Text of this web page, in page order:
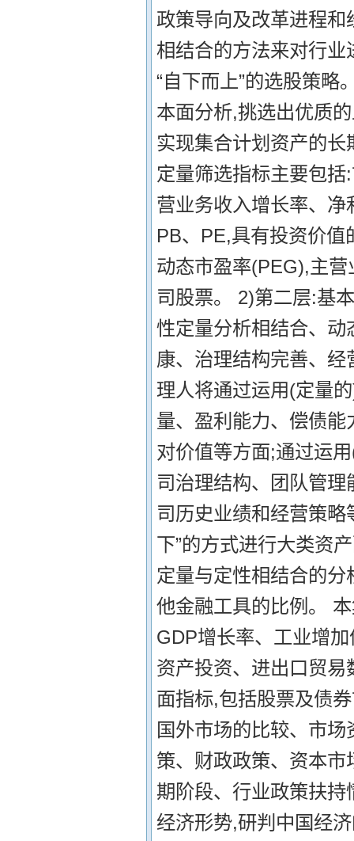
政策导向及改革进程
相结合的方法来对行
“自下而上”的选股策略
本面分析,挑选出优质
实现集合计划资产的
定量筛选指标主要包
营业务收入增长率、
PB、PE,具有投资价
动态市盈率(PEG),主
司股票。 2)第二层:基
性定量分析相结合、动
康、治理结构完善、
理人将通过运用(定量
量、盈利能力、偿债
对价值等方面;通过运
司治理结构、团队管
司历史业绩和经营策
下”的方式进行大类资
定量与定性相结合的
他金融工具的比例。
GDP增长率、工业增
资产投资、进出口贸
面指标,包括股票及债
国外市场的比较、市
策、财政政策、资本
期阶段、行业政策扶
经济形势,研判中国经